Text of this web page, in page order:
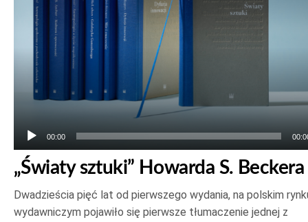
00:00
„Światy sztuki” Howarda S. Beckera
Dwadzieścia pięć lat od pierwszego wydania, na polskim
wydawniczym pojawiło się pierwsze tłumaczenie jednej z